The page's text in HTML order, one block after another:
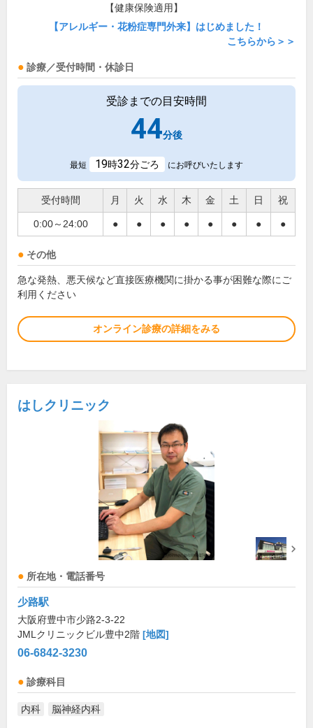
【健康保険適用】
【アレルギー・花粉症専門外来】はじめました！
こちらから＞＞
診療／受付時間・休診日
受診までの目安時間
44分後
最短 19時32分ごろ にお呼びいたします
受付時間 月 火 水 木 金 土 日 祝
0:00～24:00 ● ● ● ● ● ● ● ●
その他
急な発熱、悪天候など直接医療機関に掛かる事が困難な際にご
利用ください
オンライン診療の詳細をみる
はしクリニック
所在地・電話番号
少路駅
大阪府豊中市少路2-3-22
JMLクリニックビル豊中2階 [地図]
06-6842-3230
診療科目
内科 脳神経内科